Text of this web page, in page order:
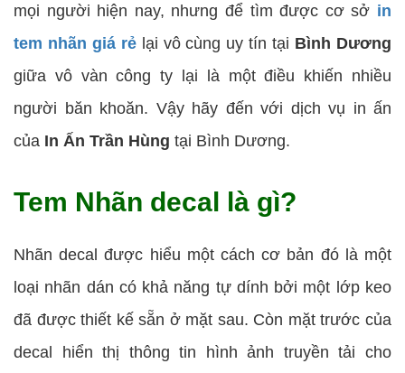
mọi người hiện nay, nhưng để tìm được cơ sở in
tem nhãn giá rẻlại vô cùng uy tín tại Bình Dương
giữa vô vàn công ty lại là một điều khiến nhiều
người băn khoăn. Vậy hãy đến với dịch vụ in ấn
của In Ấn Trần Hùng tại Bình Dương.
Tem Nhãn decal là gì?
Nhãn decal được hiểu một cách cơ bản đó là một
loại nhãn dán có khả năng tự dính bởi một lớp keo
đã được thiết kế sẵn ở mặt sau. Còn mặt trước của
decal hiển thị thông tin hình ảnh truyền tải cho